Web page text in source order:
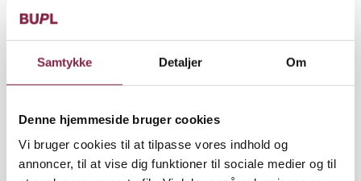
Samtykke Detaljer Om
Denne hjemmeside bruger cookies
Vi bruger cookies til at tilpasse vores indhold og
annoncer, til at vise dig funktioner til sociale medier og til
Vær forberedt: Hvilke temaer omhandler
udstillingen? Hvilke reaktioner kan du forvente?
motiverne? Kan det være for skrap kost for nogle?
Vær positiv og åben, så der skabes en stemning,